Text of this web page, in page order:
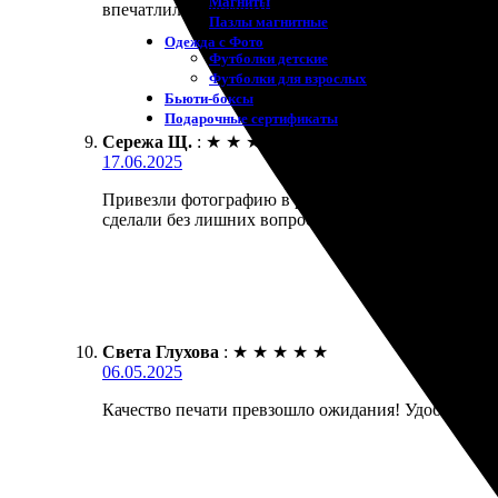
Пазлы магнитные
Одежда с Фото
Футболки детские
Футболки для взрослых
Бьюти-боксы
Подарочные сертификаты
впечатлил качеством! Огромное спасибо за такую
Сережа Щ. : ★ ★ ★
17.06.2025
Привезли фотографию в рамке в оговоренные
сделали без лишних вопросов, результат превзошёл
Света Глухова : ★ ★ ★ ★ ★
06.05.2025
Качество печати превзошло ожидания! Удобный